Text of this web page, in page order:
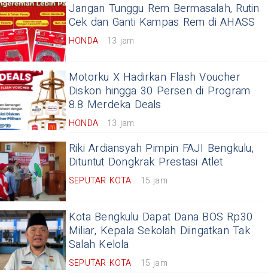
Jangan Tunggu Rem Bermasalah, Rutin
Cek dan Ganti Kampas Rem di AHASS
HONDA 13 jam
Motorku X Hadirkan Flash Voucher
Diskon hingga 30 Persen di Program
8.8 Merdeka Deals
HONDA 13 jam
Riki Ardiansyah Pimpin FAJI Bengkulu,
Dituntut Dongkrak Prestasi Atlet
SEPUTAR KOTA 15 jam
Kota Bengkulu Dapat Dana BOS Rp30
Miliar, Kepala Sekolah Diingatkan Tak
Salah Kelola
SEPUTAR KOTA 15 jam